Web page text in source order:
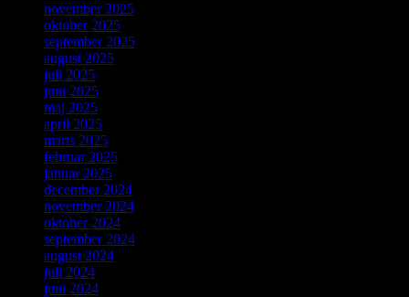
november 2025
oktober 2025
september 2025
august 2025
juli 2025
juni 2025
maj 2025
april 2025
marts 2025
februar 2025
januar 2025
december 2024
november 2024
oktober 2024
september 2024
august 2024
juli 2024
juni 2024